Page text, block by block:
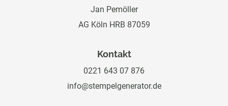
Jan Pemöller
AG Köln HRB 87059
Kontakt
0221 643 07 876
info@stempelgenerator.de